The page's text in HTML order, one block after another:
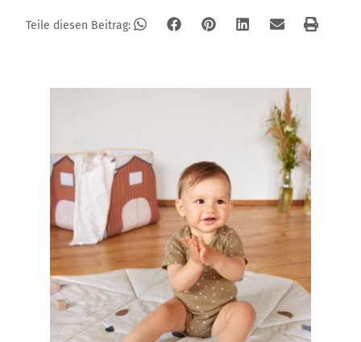
Teile diesen Beitrag: